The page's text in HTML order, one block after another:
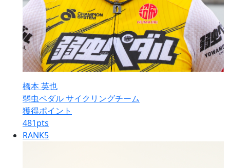
橋本 英也
弱虫ペダル サイクリングチーム
獲得ポイント
481pts
RANK5